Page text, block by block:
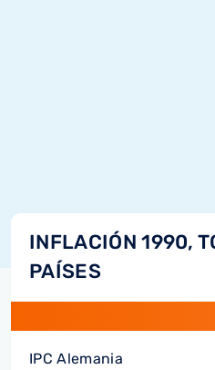
INFLACIÓN 1990,
PAÍSES
IPC Alemania